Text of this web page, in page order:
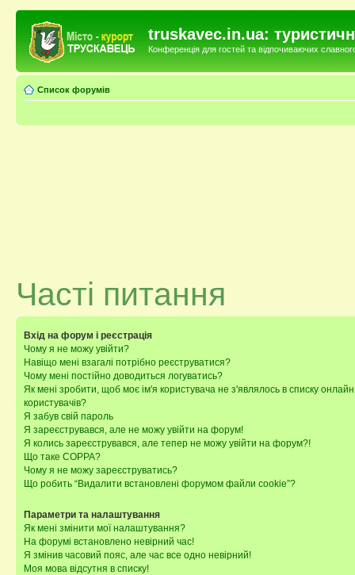
truskavec.in.ua:
Конференція для гостей та відпочиваючих
Список форумів
Часті питання
Вхід на форум і реєстрація
Чому я не можу увійти?
Навіщо мені взагалі потрібно реєструватися?
Чому мені постійно доводиться логуватись?
Як мені зробити, щоб моє ім'я користувача не з'являлось в списку онлайн
користувачів?
Я забув свій пароль
Я зареєструвався, але не можу увійти на форум!
Я колись зареєструвався, але тепер не можу увійти на форум?!
Що таке COPPA?
Чому я не можу зареєструватись?
Що робить “Видалити встановлені форумом файли cookie”?
Параметри та налаштування
Як мені змінити мої налаштування?
На форумі встановлено невірний час!
Я змінив часовий пояс, але час все одно невірний!
Моя мова відсутня в списку!